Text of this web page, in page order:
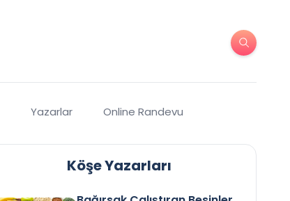
Yazarlar Online Randevu
Köşe Yazarları